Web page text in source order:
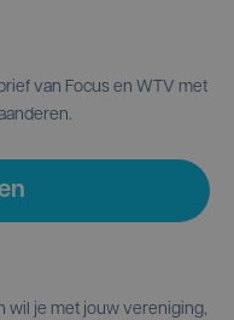
van Focus en WTV met
wil je met jouw vereniging,